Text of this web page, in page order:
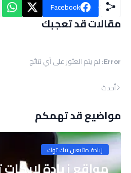
Facebook
مقالات قد تعجبك
Error: لم يتم العثور على أي نتائج
أحدث
مواضيع قد تهمكم
زيادة متابعين تيك توك